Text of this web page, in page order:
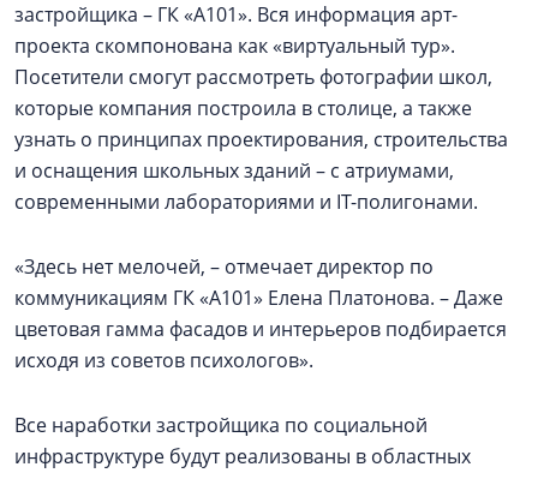
застройщика – ГК «А101». Вся информация арт-
проекта скомпонована как «виртуальный тур».
Посетители смогут рассмотреть фотографии школ,
которые компания построила в столице, а также
узнать о принципах проектирования, строительства
и оснащения школьных зданий – с атриумами,
современными лабораториями и IT-полигонами.
«Здесь нет мелочей, – отмечает директор по
коммуникациям ГК «А101» Елена Платонова. – Даже
цветовая гамма фасадов и интерьеров подбирается
исходя из советов психологов».
Все наработки застройщика по социальной
инфраструктуре будут реализованы в областных